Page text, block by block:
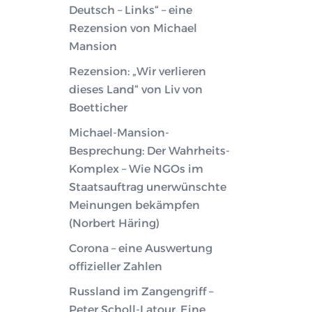
Deutsch – Links“ – eine
Rezension von Michael
Mansion
Rezension: „Wir verlieren
dieses Land“ von Liv von
Boetticher
Michael-Mansion-
Besprechung: Der Wahrheits-
Komplex – Wie NGOs im
Staatsauftrag unerwünschte
Meinungen bekämpfen
(Norbert Häring)
Corona – eine Auswertung
offizieller Zahlen
Russland im Zangengriff –